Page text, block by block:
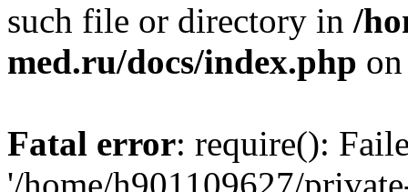
such file or directory in /
med.ru/docs/index.php
Fatal error: require():